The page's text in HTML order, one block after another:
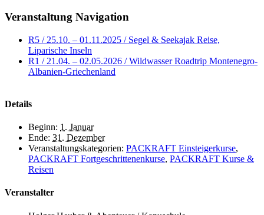
Veranstaltung Navigation
R5 / 25.10. – 01.11.2025 / Segel & Seekajak Reise,
Liparische Inseln
R1 / 21.04. – 02.05.2026 / Wildwasser Roadtrip Montenegro-
Albanien-Griechenland
Details
Beginn: 1. Januar
Ende: 31. Dezember
Veranstaltungskategorien: PACKRAFT Einsteigerkurse,
PACKRAFT Fortgeschrittenenkurse, PACKRAFT Kurse &
Reisen
Veranstalter